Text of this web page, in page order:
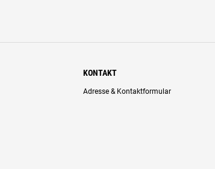
KONTAKT
Adresse & Kontaktformular